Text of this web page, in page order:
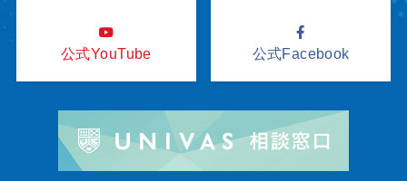
公式YouTube 公式Facebook